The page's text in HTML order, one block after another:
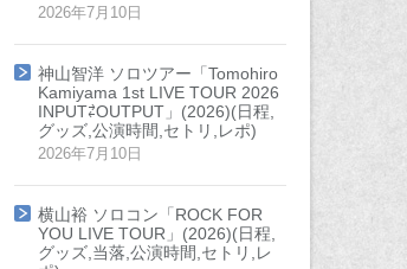
2026年7月10日
神山智洋 ソロツアー「Tomohiro
Kamiyama 1st LIVE TOUR 2026
INPUT⇄OUTPUT」(2026)(日程,
グッズ,公演時間,セトリ,レポ)
2026年7月10日
横山裕 ソロコン「ROCK FOR
YOU LIVE TOUR」(2026)(日程,
グッズ,当落,公演時間,セトリ,レ